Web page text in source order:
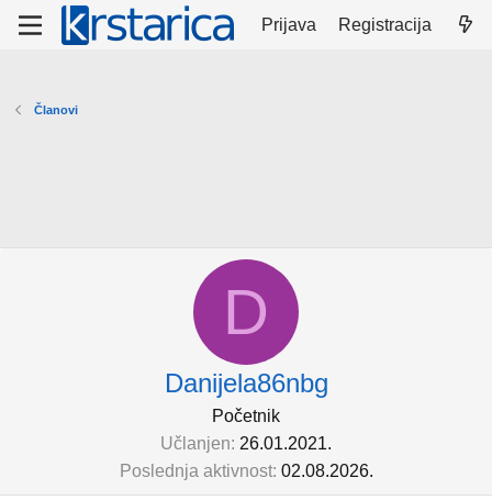
Prijava Registracija
Članovi
D
Danijela86nbg
Početnik
Učlanjen 26.01.2021.
Poslednja aktivnost 02.08.2026.